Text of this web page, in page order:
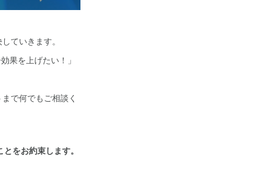
ていきます。
果を上げたい！」
で何でもご相談く
をお約束します。